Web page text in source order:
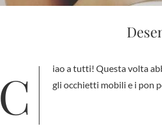
Ciao a tutti! Questa volta abbiamo messo insieme due oggetti fortemente disturbanti per Matilde, cioè gli occhietti mobili e i pon